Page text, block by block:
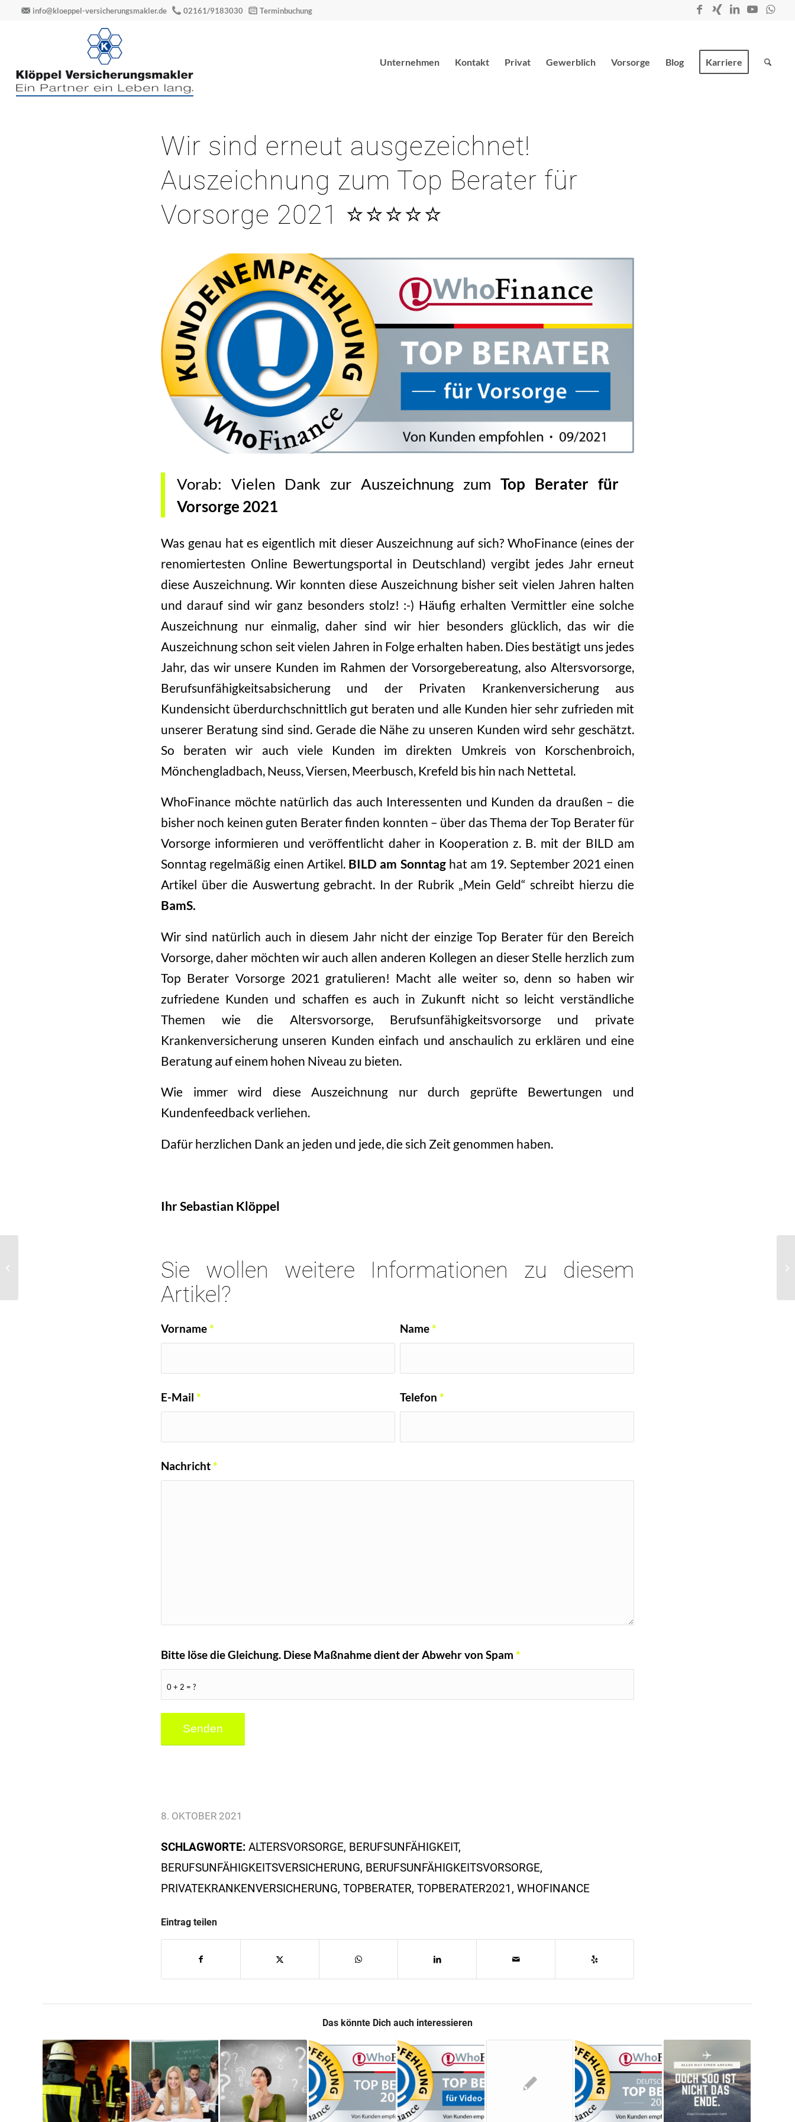
info@kloeppel-versicherungsmakler.de 02161/9183030 Terminbuchung
Unternehmen Kontakt Privat Gewerblich Vorsorge Blog Karriere
Wir sind erneut ausgezeichnet!
Auszeichnung zum Top Berater für
Vorsorge 2021 ⭐⭐⭐⭐⭐
Vorab: Vielen Dank zur Auszeichnung zumTop Berater für
Vorsorge 2021
Was genau hat es eigentlich mit dieser Auszeichnung auf sich? WhoFinance (eines der
renomiertesten Online Bewertungsportal in Deutschland) vergibt jedes Jahr erneut
diese Auszeichnung. Wir konnten diese Auszeichnung bisher seit vielen Jahren halten
und darauf sind wir ganz besonders stolz! :-) Häufig erhalten Vermittler eine solche
Auszeichnung nur einmalig, daher sind wir hier besonders glücklich, das wir die
Auszeichnung schon seit vielen Jahren in Folge erhalten haben. Dies bestätigt uns jedes
Jahr, das wir unsere Kunden im Rahmen der Vorsorgebereatung, also Altersvorsorge,
Berufsunfähigkeitsabsicherung und der Privaten Krankenversicherung aus
Kundensicht überdurchschnittlich gut beraten und alle Kunden hier sehr zufrieden mit
unserer Beratung sind sind. Gerade die Nähe zu unseren Kunden wird sehr geschätzt.
So beraten wir auch viele Kunden im direkten Umkreis von Korschenbroich,
Mönchengladbach, Neuss, Viersen, Meerbusch, Krefeld bis hin nach Nettetal.
WhoFinance möchte natürlich das auch Interessenten und Kunden da draußen – die
bisher noch keinen guten Berater finden konnten – über das Thema der Top Berater für
Vorsorge informieren und veröffentlicht daher in Kooperation z. B. mit der BILD am
Sonntag regelmäßig einen Artikel. BILD am Sonntaghat am 19. September 2021 einen
Artikel über die Auswertung gebracht. In der Rubrik „Mein Geld“ schreibt hierzu die
BamS.
Wir sind natürlich auch in diesem Jahr nicht der einzige Top Berater für den Bereich
Vorsorge, daher möchten wir auch allen anderen Kollegen an dieser Stelle herzlich zum
Top Berater Vorsorge 2021 gratulieren! Macht alle weiter so, denn so haben wir
zufriedene Kunden und schaffen es auch in Zukunft nicht so leicht verständliche
Themen wie die Altersvorsorge, Berufsunfähigkeitsvorsorge und private
Krankenversicherung unseren Kunden einfach und anschaulich zu erklären und eine
Beratung auf einem hohen Niveau zu bieten.
Wie immer wird diese Auszeichnung nur durch geprüfte Bewertungen und
Kundenfeedback verliehen.
Dafür herzlichen Dank an jeden und jede, die sich Zeit genommen haben.
Ihr Sebastian Klöppel
Sie wollen weitere Informationen zu diesem
Artikel?
Vorname * Name *
E-Mail * Telefon *
Nachricht *
0 + 2 = ?
Bitte löse die Gleichung. Diese Maßnahme dient der Abwehr von Spam *
8. OKTOBER 2021
SCHLAGWORTE: ALTERSVORSORGE, BERUFSUNFÄHIGKEIT,
BERUFSUNFÄHIGKEITSVERSICHERUNG, BERUFSUNFÄHIGKEITSVORSORGE,
PRIVATEKRANKENVERSICHERUNG, TOPBERATER, TOPBERATER2021 , WHOFINANCE
Eintrag teilen
Das könnte Dich auch interessieren